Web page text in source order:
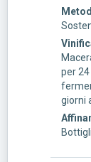
per
giorni